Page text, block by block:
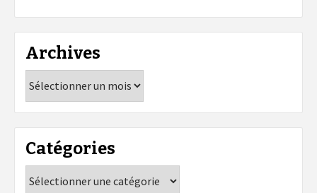
Archives
Catégories